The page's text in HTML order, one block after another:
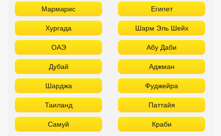
Мармарис Египет
Хургада Шарм Эль Шейх
ОАЭ Абу Даби
Дубай Аджман
Шарджа Фуджейра
Таиланд Паттайя
Самуй Краби